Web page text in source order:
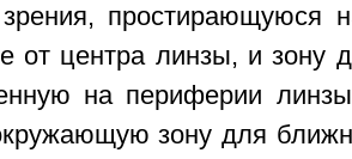
простирающуюся
от центра линзы, и зону
на периферии
зону для